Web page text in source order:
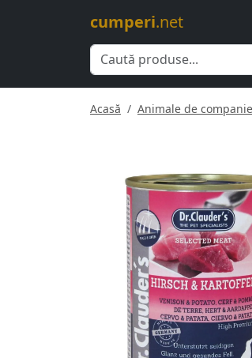
cumperi.net
Acasă Animale de companie